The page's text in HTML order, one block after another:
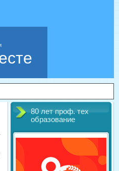
80 лет проф. тех
образование